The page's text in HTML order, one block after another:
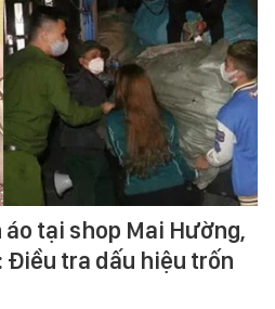
tại shop Mai Hường,
Điều tra dấu hiệu trốn